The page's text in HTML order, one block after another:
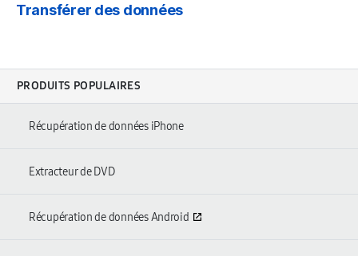
Transférer des données
PRODUITS POPULAIRES
Récupération de données iPhone
Extracteur de DVD
Récupération de données Android